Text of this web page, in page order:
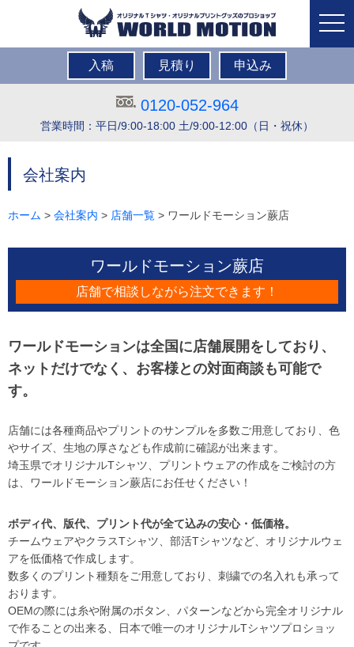
入稿 見積り 申込み
0120-052-964
営業時間：平日/9:00-18:00 土/9:00-12:00（日・祝休）
会社案内
ホーム > 会社案内 > 店舗一覧 > ワールドモーション蕨店
ワールドモーション蕨店
店舗で相談しながら注文できます！
ワールドモーションは全国に店舗展開をしており、
ネットだけでなく、お客様との対面商談も可能で
す。
店舗には各種商品やプリントのサンプルを多数ご用意しており、色
やサイズ、生地の厚さなども作成前に確認が出来ます。
埼玉県でオリジナルTシャツ、プリントウェアの作成をご検討の方
は、ワールドモーション蕨店にお任せください！
ボディ代、版代、プリント代が全て込みの安心・低価格。
チームウェアやクラスTシャツ、部活Tシャツなど、オリジナルウェ
アを低価格で作成します。
数多くのプリント種類をご用意しており、刺繍での名入れも承って
おります。
OEMの際には糸や附属のボタン、パターンなどから完全オリジナル
で作ることの出来る、日本で唯一のオリジナルTシャツプロショッ